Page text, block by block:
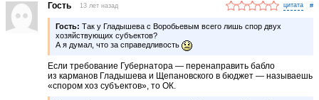
Гость 13 лет назад #
Гость: Так у Гладышева с Воробьевым всего лишь спор двух
хозяйствующих субъектов?
А я думал, что за справедливость
Если требование Губернатора — перенаправить бабло
из карманов Гладышева и Щепановского в бюджет — называешь
«спором хоз субъектов», то ОК.